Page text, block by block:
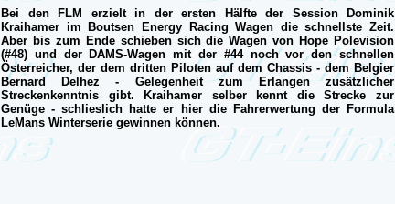
Bei den FLM erzielt in der ersten Hälfte der Session Dominik
Kraihamer im Boutsen Energy Racing Wagen die schnellste Zeit.
Aber bis zum Ende schieben sich die Wagen von Hope Polevision
(#48) und der DAMS-Wagen mit der #44 noch vor den schnellen
Österreicher, der dem dritten Piloten auf dem Chassis - dem Belgier
Bernard Delhez - Gelegenheit zum Erlangen zusätzlicher
Streckenkenntnis gibt. Kraihamer selber kennt die Strecke zur
Genüge - schlieslich hatte er hier die Fahrerwertung der Formula
LeMans Winterserie gewinnen können.